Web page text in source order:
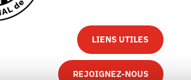
LIENS UTILES
REJOIGNEZ-NOUS